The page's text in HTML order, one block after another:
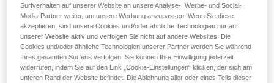
ADJUST ist ein einfaches Verbindungsmittel mit
einstellbarem Strang, konzipiert zur Selbstsicherung am
Standplatz. Sein einstellbarer Strang ermöglicht eine
optimale Anpassung der Länge für die Vorgänge am Stand.
Die Schlaufe zur Befestigung am Gurt ist dünn und lässt
Platz am Sicherungsring frei. Dank der ergonomischen Form
der ADJUST-Einstellvorrichtung lässt sich das
Surfverhalten auf unserer Website an unsere Analyse-, Werbe- und Social-
Media-Partner weiter, um unsere Werbung anzupassen. Wenn Sie diese
akzeptieren, sind unsere Cookies und/oder ähnliche Technologien nur auf
unserer Website aktiv und verfolgen Sie nicht auf andere Websites. Die
Cookies und/oder ähnliche Technologien unserer Partner werden Sie während
Ihres gesamten Surfens verfolgen. Sie können Ihre Einwilligung jederzeit
widerrufen, indem Sie auf den Link „Cookie-Einstellungen“ klicken, der sich am
unteren Rand der Website befindet. Die Ablehnung aller oder eines Teils dieser